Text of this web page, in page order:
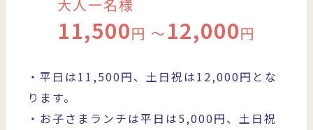
大人一名様
11,500円 〜 12,000円
・平日は11,500円、土日祝は12,000円とな
ります。
・お子さまランチは平日は5,000円、土日祝